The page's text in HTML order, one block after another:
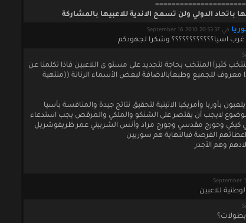
باتحاد الدولي ولن تسمح الاندية للاعبيها بالمشاركة
في September 16 2010 20:53:37
اسيا؟؟؟؟؟؟؟؟؟؟؟؟ وشكرا لجهودكم
كثيرآ المنتخب بحاجة لتجديد على مستو ى اللاعبين فاذا تكلمنا عن
للجميع وطبعآبالاضافة لبعض الأسماء الرنانة ((منتهية
بأوربا وأمريكيا الاتينية لتحقيق نتائج جيدة والمنافسة بأسيا
لايجب أن يقتصر على الشنكو والملكي والمرقص يجب استدعاء
كيكي وجورج مقدسي وجورج مراد وأنس الشربيني عمر ظريفوشريل
الفرصة فبالنهاية هم سوريين
وهم الأجدر
للاعبين
بطولات؟